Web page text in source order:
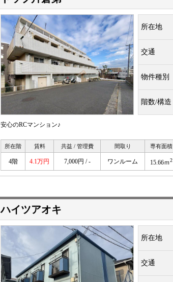
所在地
交通
物件種別
階数/構造
安心のRCマンション♪
所在階 賃料 共益 / 管理費 間取り 専有面積
4階 4.1万円 7,000円 / - ワンルーム 15.66ｍ2
ハイツアオキ
所在地
交通